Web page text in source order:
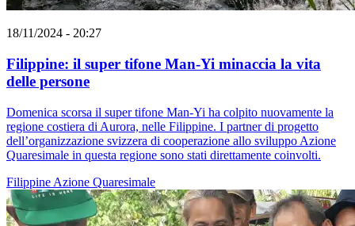
18/11/2024 - 20:27
Filippine: il super tifone Man-Yi minaccia la vita
delle persone
Domenica scorsa il super tifone Man-Yi ha colpito nuovamente la
regione costiera di Aurora, nelle Filippine. I partner di progetto
dell’organizzazione svizzera di cooperazione allo sviluppo Azione
Quaresimale in questa regione sono stati direttamente coinvolti.
Filippine Azione Quaresimale